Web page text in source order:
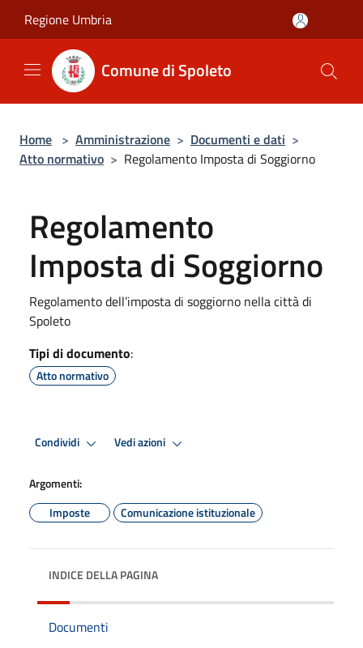
Regione Umbria
Comune di Spoleto
Home > Amministrazione > Documenti e dati >
Atto normativo > Regolamento Imposta di Soggiorno
Regolamento
Imposta di Soggiorno
Regolamento dell’imposta di soggiorno nella città di
Spoleto
Tipi di documento:
Atto normativo
Condividi Vedi azioni
Argomenti:
Imposte
Comunicazione istituzionale
INDICE DELLA PAGINA
Documenti